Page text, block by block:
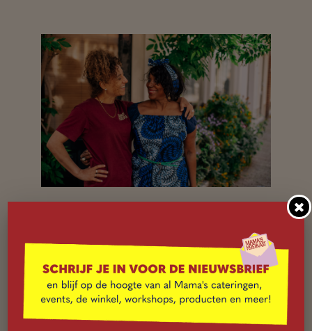
OPLEIDING
Al sinds 2012 heb ik steeds meer moeders
ontmoet die hun authentieke gerechten
graag met iedereen delen. Ook wisten